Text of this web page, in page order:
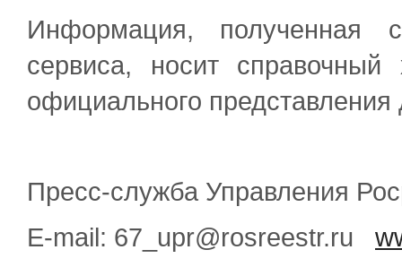
Информация, полученная
сервиса, носит
официального представления
Пресс-служба Управления
E-mail: 67_upr@rosreestr.ru